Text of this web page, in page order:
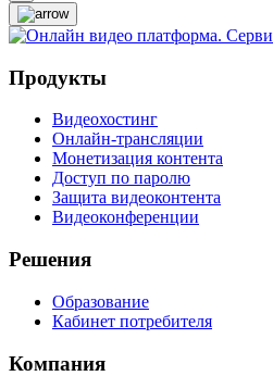
Продукты
Видеохостинг
Онлайн-трансляции
Монетизация контента
Доступ по паролю
Защита видеоконтента
Видеоконференции
Решения
Образование
Кабинет потребителя
Компания